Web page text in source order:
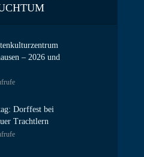
– 2026 und
Dorffest bei
Trachtlern